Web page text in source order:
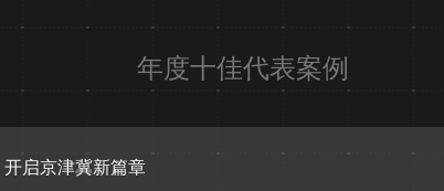
年度十佳代表案例
启京津冀新篇章